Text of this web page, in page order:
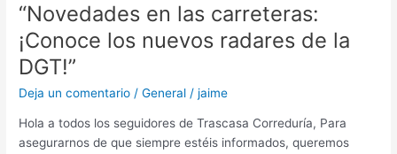
“Novedades en las carreteras:
¡Conoce los nuevos radares de la
DGT!”
Deja un comentario /General /jaime
Hola a todos los seguidores de Trascasa Correduría, Para
asegurarnos de que siempre estéis informados, queremos
“Novedades
en
las
carreteras:
¡Conoce
nuevos
radares